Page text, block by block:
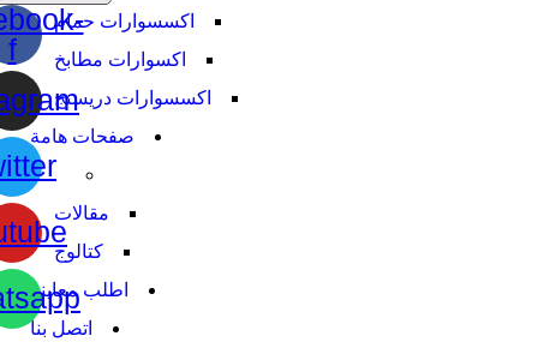
اكسسوارات حمام
اكسوارات مطابخ
اكسسوارات دريسنج
صفحات هامة
مقالات
كتالوج
اطلب معاينة
اتصل بنا
f